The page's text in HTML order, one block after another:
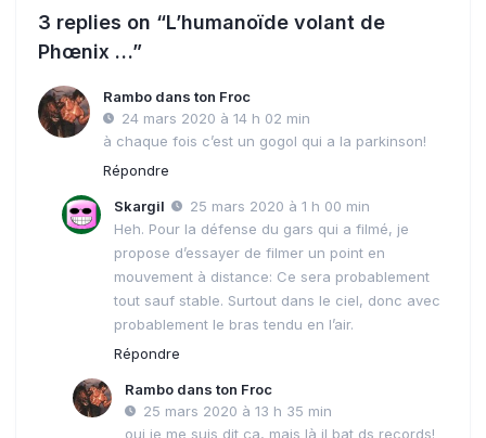
3 replies on “L’humanoïde volant de
Phœnix …”
Rambo dans ton Froc
24 mars 2020 à 14 h 02 min
à chaque fois c’est un gogol qui a la parkinson!
Répondre
Skargil
25 mars 2020 à 1 h 00 min
Heh. Pour la défense du gars qui a filmé, je
propose d’essayer de filmer un point en
mouvement à distance: Ce sera probablement
tout sauf stable. Surtout dans le ciel, donc avec
probablement le bras tendu en l’air.
Répondre
Rambo dans ton Froc
25 mars 2020 à 13 h 35 min
oui je me suis dit ça, mais là il bat ds records!